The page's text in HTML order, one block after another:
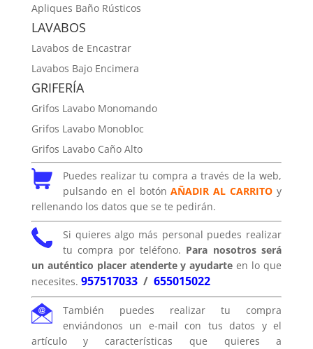
Apliques Baño Rústicos
LAVABOS
Lavabos de Encastrar
Lavabos Bajo Encimera
GRIFERÍA
Grifos Lavabo Monomando
Grifos Lavabo Monobloc
Grifos Lavabo Caño Alto
Puedes realizar tu compra a través de la web,
pulsando en el botónAÑADIR AL CARRITO y
rellenando los datos que se te pedirán.
Si quieres algo más personal puedes realizar
tu compra por teléfono. Para nosotros será
un auténtico placer atenderte y ayudarte en lo que
necesites. 957517033/ 655015022
También puedes realizar tu compra
enviándonos un e-mail con tus datos y el
artículo y características que quieres a